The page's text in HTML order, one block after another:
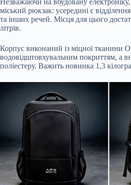
Незважаючи на вбудовану
міський рюкзак: усередині є
та інших речей. Місця для цього
літрів.
Корпус виконаний із міцної тканини
водовідштовхувальним покриттям, а
поліестеру. Важить новинка 1,3